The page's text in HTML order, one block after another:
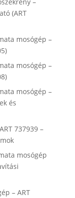
(ART
mosógép –
mosógép –
mosógép –
és
737939 –
mosógép
– ART